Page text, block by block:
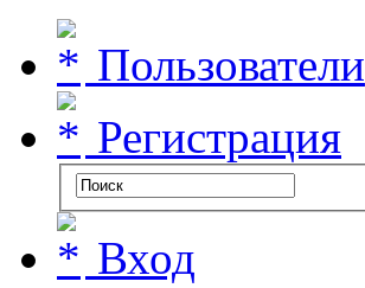
Пользователи
Регистрация
Вход